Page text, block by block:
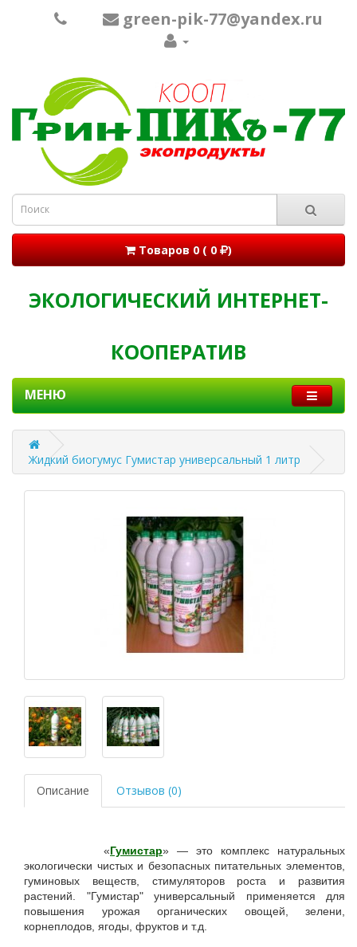
green-pik-77@yandex.ru
Товаров 0 ( 0 )
ЭКОЛОГИЧЕСКИЙ ИНТЕРНЕТ-
КООПЕРАТИВ
МЕНЮ
Жидкий биогумус Гумистар универсальный 1 литр
Описание Отзывов (0)
«Гумистар» — это комплекс натуральных
экологически чистых и безопасных питательных элементов,
гуминовых веществ, стимуляторов роста и развития
растений. "Гумистар" универсальный применяется для
повышения урожая органических овощей, зелени,
корнеплодов, ягоды, фруктов и т.д.